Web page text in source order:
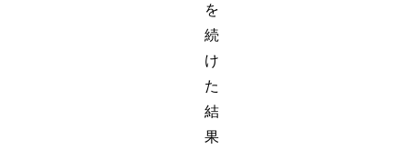
を
続
け
た
結
果